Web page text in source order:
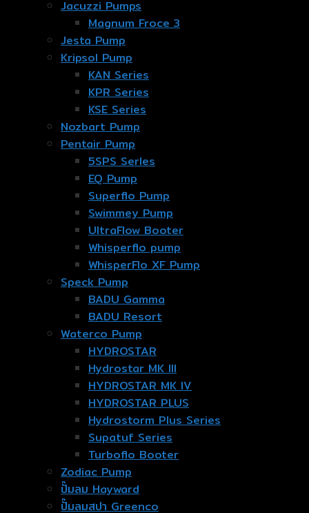
Jacuzzi Pumps
Magnum Froce 3
Jesta Pump
Kripsol Pump
KAN Series
KPR Series
KSE Series
Nozbart Pump
Pentair Pump
5SPS Serles
EQ Pump
Superflo Pump
Swimmey Pump
UltraFlow Booter
Whisperflo pump
WhisperFlo XF Pump
Speck Pump
BADU Gamma
BADU Resort
Waterco Pump
HYDROSTAR
Hydrostar MK III
HYDROSTAR MK IV
HYDROSTAR PLUS
Hydrostorm Plus Series
Supatuf Series
Turboflo Booter
Zodiac Pump
ปั๊มลม Hayward
ปั๊มลมสปา Greenco